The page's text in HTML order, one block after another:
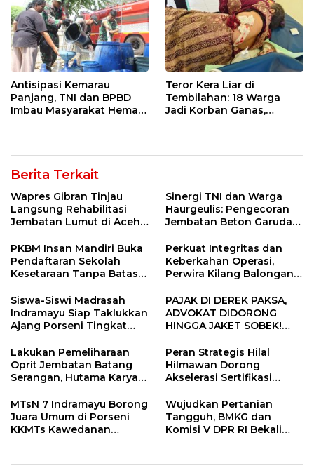
Antisipasi Kemarau
Panjang, TNI dan BPBD
Imbau Masyarakat Hemat
Teror Kera Liar di
Tembilahan: 18 Warga
Jadi Korban Ganas,
Berita Terkait
Wapres Gibran Tinjau
Langsung Rehabilitasi
Jembatan Lumut di Aceh
Konektivitas Pulih Cepat
Sinergi TNI dan Warga
Haurgeulis: Pengecoran
Jembatan Beton Garuda
PKBM Insan Mandiri Buka
Pendaftaran Sekolah
Kesetaraan Tanpa Batas
Perkuat Integritas dan
Keberkahan Operasi,
Perwira Kilang Balongan
Siswa-Siswi Madrasah
Indramayu Siap Taklukkan
Ajang Porseni Tingkat
PAJAK DI DEREK PAKSA,
ADVOKAT DIDORONG
HINGGA JAKET SOBEK!
Ngamuk Kepung Polresta
Pekanbaru!
Lakukan Pemeliharaan
Oprit Jembatan Batang
Serangan, Hutama Karya
55 Tol Binjai–Langsa
Peran Strategis Hilal
Hilmawan Dorong
Akselerasi Sertifikasi
Entaskan Kemiskinan di
Indramayu
MTsN 7 Indramayu Borong
Juara Umum di Porseni
KKMTs Kawedanan
Wujudkan Pertanian
Tangguh, BMKG dan
Komisi V DPR RI Bekali